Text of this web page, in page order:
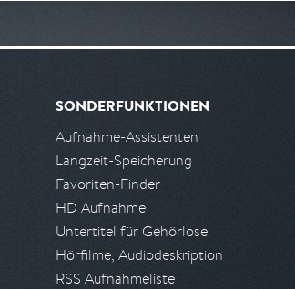
SONDERFUNKTIONEN
Aufnahme-Assistenten
Langzeit-Speicherung
Favoriten-Finder
HD Aufnahme
Untertitel für Gehörlose
Hörfilme, Audiodeskription
RSS Aufnahmeliste